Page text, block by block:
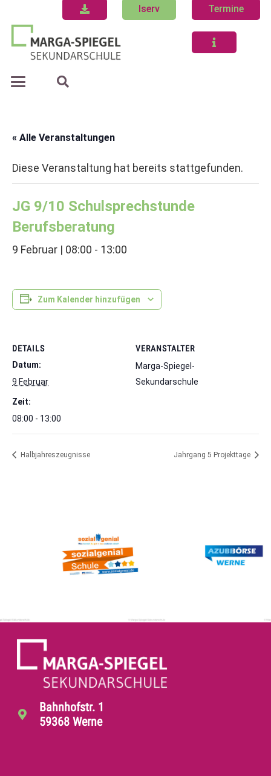
Iserv Termine
« Alle Veranstaltungen
Diese Veranstaltung hat bereits stattgefunden.
JG 9/10 Schulsprechstunde
Berufsberatung
9 Februar | 08:00 - 13:00
Zum Kalender hinzufügen
DETAILS
Datum:
9 Februar
Zeit:
08:00 - 13:00
VERANSTALTER
Marga-Spiegel-
Sekundarschule
Halbjahreszeugnisse Jahrgang 5 Projekttage
Bahnhofstr. 1
59368 Werne